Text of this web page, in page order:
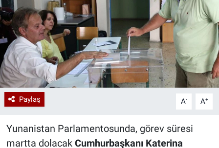
Paylaş A- A+
Yunanistan Parlamentosunda, görev süresi
martta dolacakCumhurbaşkanı Katerina
Kadın
Erişim Bilgileri
Sağlık
Teknoloji